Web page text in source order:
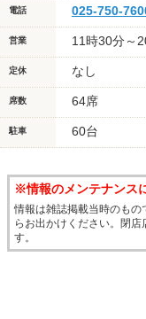
電話 025-750-
営業 11時30分～
定休 なし
席数 64席
駐車 60台
※情報のメンテナンス
情報は雑誌掲載当時のも
らお出かけください。閉
す。